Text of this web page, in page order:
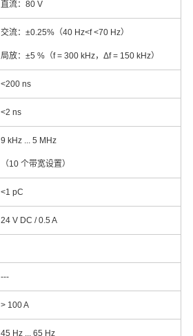
直流：80 V
交流：±0.25%（40 Hz<f <70 Hz）
局放：±5 %（f = 300 kHz，Δf = 150 kHz）
<200 ns
<2 ns
9 kHz ... 5 MHz
（10 个带宽设置）
<1 pC
24 V DC / 0.5 A
---
> 100 A
45 Hz ... 65 Hz